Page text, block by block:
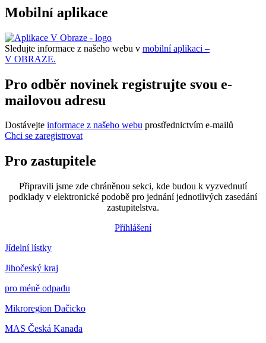
Mobilní aplikace
Sledujte informace z našeho webu v mobilní aplikaci –
V OBRAZE.
Pro odběr novinek registrujte svou e-
mailovou adresu
Dostávejte informace z našeho webu prostřednictvím e-mailů
Chci se zaregistrovat
Pro zastupitele
Připravili jsme zde chráněnou sekci, kde budou k vyzvednutí
podklady v elektronické podobě pro jednání jednotlivých zasedání
zastupitelstva.
Přihlášení
Jídelní lístky
Jihočeský kraj
pro méně odpadu
Mikroregion Dačicko
MAS Česká Kanada